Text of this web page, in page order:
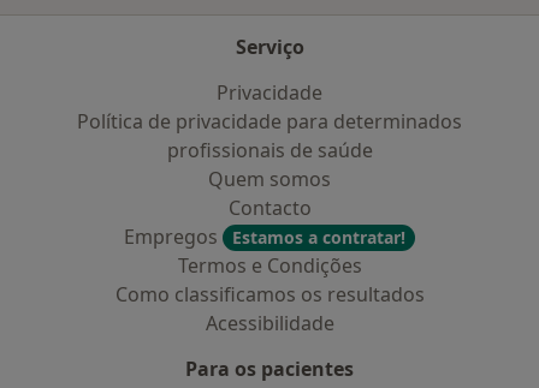
Serviço
Privacidade
Política de privacidade para determinados
profissionais de saúde
Quem somos
Contacto
Empregos
Estamos a contratar!
Termos e Condições
Como classificamos os resultados
Acessibilidade
Para os pacientes